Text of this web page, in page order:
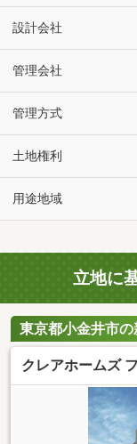
設計会社
管理会社
管理方式
土地権利
用途地域
立地に
東京都小金井市
クレアホームズ